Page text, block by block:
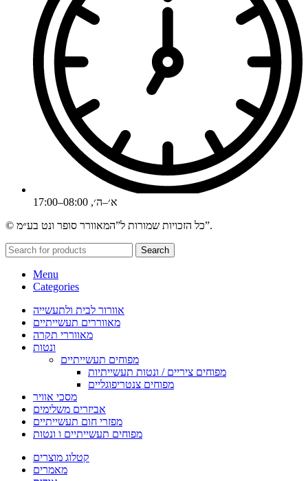
א׳–ה׳, 08:00–17:00
© כל הזכויות שמורות ל”המאוורר סופר ונט בע״מ”.
Search
Menu
Categories
אוורור לבית ולתעשייה
מאווררים תעשייתיים
מאווררי תקרה
ונטות
מפוחים תעשייתיים
מפוחים ציריים / ונטות תעשייתיות
מפוחים צנטריפוגליים
מסכי אוויר
אביזרים משלימים
מפזרי חום תעשייתיים
מפוחים תעשייתיים ו ונטות
קטלוג מוצרים
מאמרים